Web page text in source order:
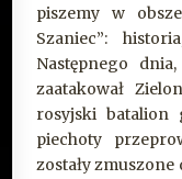
piszemy w
Szaniec”:
Następnego dnia,
zaatakował
rosyjski batalion
piechoty
zostały